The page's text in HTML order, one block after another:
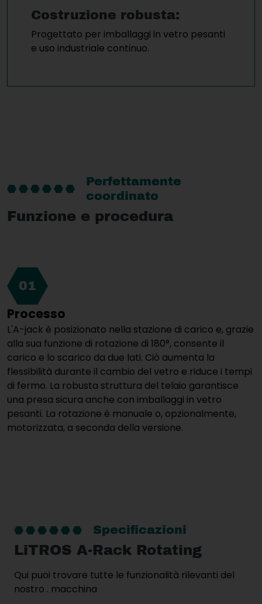
Costruzione robusta:
Progettato per imballaggi in vetro pesanti
e uso industriale continuo.
Perfettamente
coordinato
Funzione e procedura
01
Processo
L'A-jack è posizionato nella stazione di carico e, grazie
alla sua funzione di rotazione di 180°, consente il
carico e lo scarico da due lati. Ciò aumenta la
flessibilità durante il cambio del vetro e riduce i tempi
di fermo. La robusta struttura del telaio garantisce
una presa sicura anche con imballaggi in vetro
pesanti. La rotazione è manuale o, opzionalmente,
motorizzata, a seconda della versione.
Specificazioni
LiTROS A-Rack Rotating
Qui puoi trovare tutte le funzionalità rilevanti del
nostro . macchina